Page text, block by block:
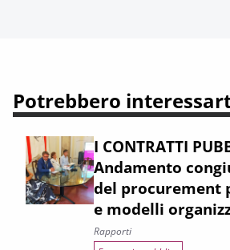
Potrebbero
I CONTRATTI
Andamento
del procurement
e modelli
Rapporti